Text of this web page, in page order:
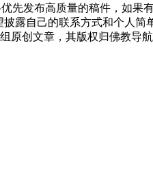
先发布高质量的稿件，如
露自己的联系方式和个人简
原创文章，其版权归佛教导